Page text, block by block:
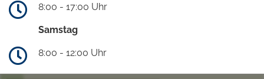
8:00 - 17:00 Uhr
Samstag
8:00 - 12:00 Uhr